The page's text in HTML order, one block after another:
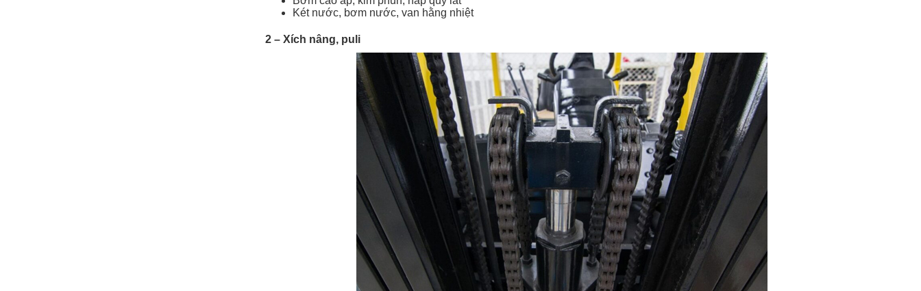
Két nước, bơm nước, van hằng nhiệt
2 – Xích nâng, puli